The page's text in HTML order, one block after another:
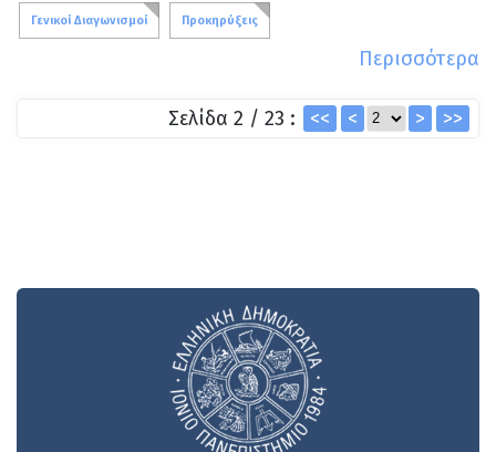
Γενικοί Διαγωνισμοί Προκηρύξεις
Περισσότερα
Σελίδα 2 / 23 : << < > >>